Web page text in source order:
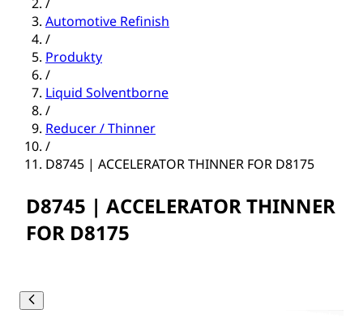
Automotive Refinish
/
Produkty
/
Liquid Solventborne
/
Reducer / Thinner
/
D8745 | ACCELERATOR THINNER FOR D8175
D8745 | ACCELERATOR THINNER
FOR D8175